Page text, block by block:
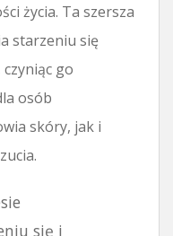
życia. Ta szersza
starzeniu się
go
osób
skóry, jak i
się i